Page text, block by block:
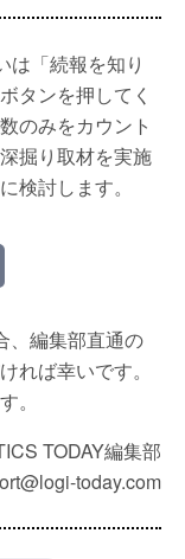
は「続報を知り
タンを押してく
のみをカウント
掘り取材を実施
検討します。
、編集部直通の
れば幸いです。
。
TODAY編集部
today.com